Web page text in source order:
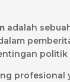
adalah
profesional